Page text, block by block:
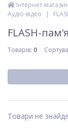
Інтернет-
Аудіо-відео
|
FLASH-
Товарів: 0
Товари не